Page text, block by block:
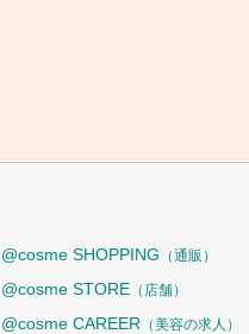
@cosme SHOPPING （通販）
@cosme STORE （店舗）
@cosme CAREER （美容の求人）